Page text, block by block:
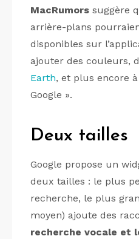
MacRumors suggère
arrière-plans
disponibles sur
ajouter des couleurs,
Earth, et plus encore
Google ».
Deux tailles
Google propose un
deux tailles : le plus
recherche, le plus
moyen) ajoute des
recherche vocale et